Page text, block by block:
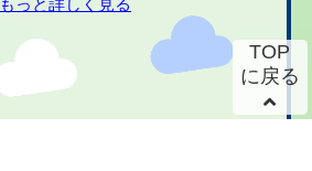
TOP
に戻る